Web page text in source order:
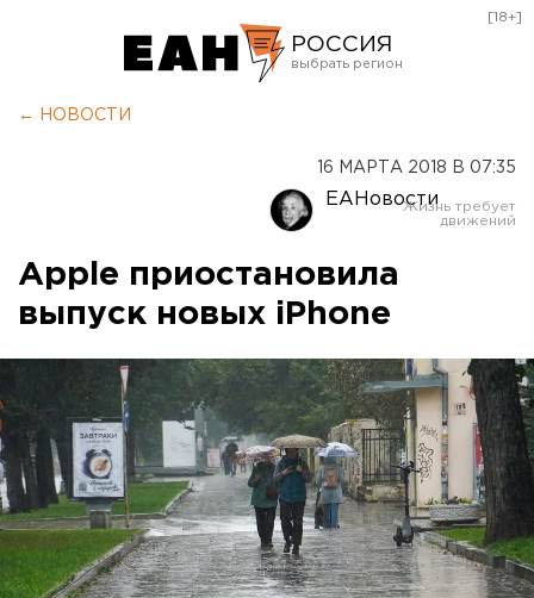
РОССИЯ
Оренбург
[18+]
← НОВОСТИ
16 МАРТА 2018 В 07:35
ЕАНовости
Apple приостановила
выпуск новых iPhone